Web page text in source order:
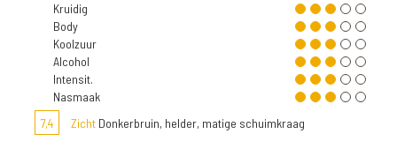
Kruidig
Body
Koolzuur
Alcohol
Intensit.
Nasmaak
7,4
Zicht Donkerbruin, helder, matige schuimkraag